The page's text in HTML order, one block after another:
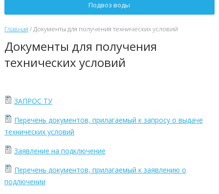
Подвоз воды
Главная /Документы для получения технических условий
Документы для получения
технических условий
ЗАПРОС ТУ
Перечень документов, прилагаемый к запросу о выдаче
технических условий
Заявление на подключение
Перечень документов, прилагаемый к заявлению о
подлючении